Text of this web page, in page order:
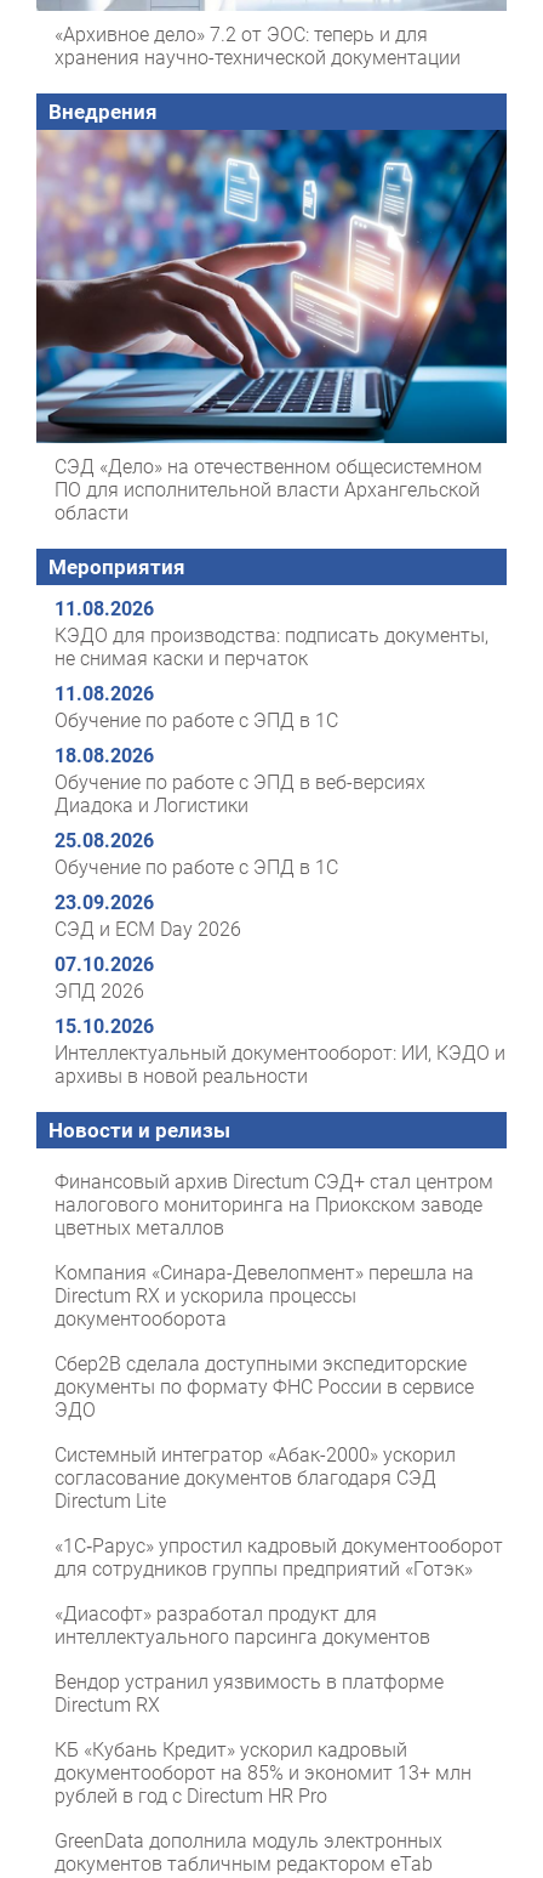
«Архивное дело» 7.2 от ЭОС: теперь и для
хранения научно-технической документации
Внедрения
СЭД «Дело» на отечественном общесистемном
ПО для исполнительной власти Архангельской
области
Мероприятия
11.08.2026
КЭДО для производства: подписать документы,
не снимая каски и перчаток
11.08.2026
Обучение по работе с ЭПД в 1С
18.08.2026
Обучение по работе с ЭПД в веб-версиях
Диадока и Логистики
25.08.2026
Обучение по работе с ЭПД в 1С
23.09.2026
СЭД и ECM Day 2026
07.10.2026
ЭПД 2026
15.10.2026
Интеллектуальный документооборот: ИИ, КЭДО и
архивы в новой реальности
Новости и релизы
Финансовый архив Directum СЭД+ стал центром
налогового мониторинга на Приокском заводе
цветных металлов
Компания «Синара-Девелопмент» перешла на
Directum RX и ускорила процессы
документооборота
Сбер2B сделала доступными экспедиторские
документы по формату ФНС России в сервисе
ЭДО
Системный интегратор «Абак-2000» ускорил
согласование документов благодаря СЭД
Directum Lite
«1С‑Рарус» упростил кадровый документооборот
для сотрудников группы предприятий «Готэк»
«Диасофт» разработал продукт для
интеллектуального парсинга документов
Вендор устранил уязвимость в платформе
Directum RX
КБ «Кубань Кредит» ускорил кадровый
документооборот на 85% и экономит 13+ млн
рублей в год с Directum HR Pro
GreenData дополнила модуль электронных
документов табличным редактором eTab